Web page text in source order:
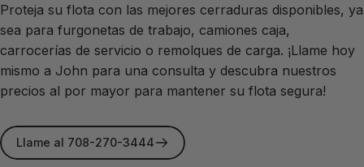
Proteja su flota con las mejores cerraduras disponibles, ya
sea para furgonetas de trabajo, camiones caja,
carrocerías de servicio o remolques de carga. ¡Llame hoy
mismo a John para una consulta y descubra nuestros
precios al por mayor para mantener su flota segura!
Llame al 708-270-3444